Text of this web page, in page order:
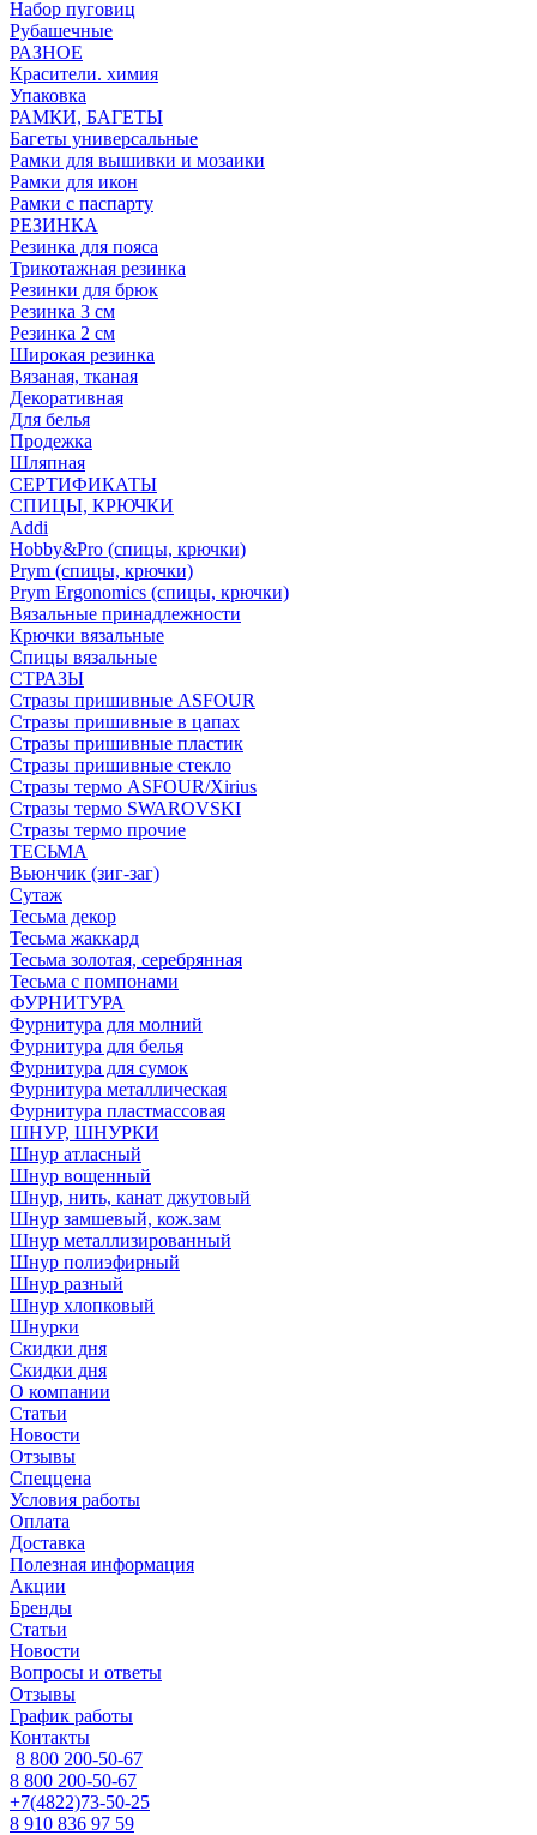
Набор пуговиц
Рубашечные
РАЗНОЕ
Красители. химия
Упаковка
РАМКИ, БАГЕТЫ
Багеты универсальные
Рамки для вышивки и мозаики
Рамки для икон
Рамки с паспарту
РЕЗИНКА
Резинка для пояса
Трикотажная резинка
Резинки для брюк
Резинка 3 см
Резинка 2 см
Широкая резинка
Вязаная, тканая
Декоративная
Для белья
Продежка
Шляпная
СЕРТИФИКАТЫ
СПИЦЫ, КРЮЧКИ
Addi
Hobby&Pro (спицы, крючки)
Prym (спицы, крючки)
Prym Ergonomics (спицы, крючки)
Вязальные принадлежности
Крючки вязальные
Спицы вязальные
СТРАЗЫ
Стразы пришивные ASFOUR
Стразы пришивные в цапах
Стразы пришивные пластик
Стразы пришивные стекло
Стразы термо ASFOUR/Xirius
Стразы термо SWAROVSKI
Стразы термо прочие
ТЕСЬМА
Вьюнчик (зиг-заг)
Сутаж
Тесьма декор
Тесьма жаккард
Тесьма золотая, серебрянная
Тесьма с помпонами
ФУРНИТУРА
Фурнитура для молний
Фурнитура для белья
Фурнитура для сумок
Фурнитура металлическая
Фурнитура пластмассовая
ШНУР, ШНУРКИ
Шнур атласный
Шнур вощенный
Шнур, нить, канат джутовый
Шнур замшевый, кож.зам
Шнур металлизированный
Шнур полиэфирный
Шнур разный
Шнур хлопковый
Шнурки
Скидки дня
Скидки дня
О компании
Статьи
Новости
Отзывы
Спеццена
Условия работы
Оплата
Доставка
Полезная информация
Акции
Бренды
Статьи
Новости
Вопросы и ответы
Отзывы
График работы
Контакты
8 800 200-50-67
8 800 200-50-67
+7(4822)73-50-25
8 910 836 97 59